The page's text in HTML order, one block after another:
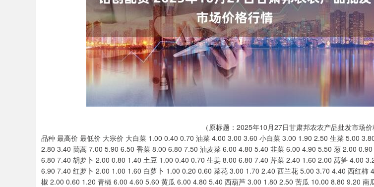
（原标题：2025年10月27日甘肃邦农农产品批发市场
品种 最高价 最低价 大宗价 大白菜 1.00 0.40 0.70 油菜 4.00 3.00 3.60 小白菜 3.00 1.90 2.50 生菜 5.00
2.80 3.40 茼蒿 7.00 5.90 6.50 香菜 8.00 6.80 7.50 油麦菜 6.00 4.80 5.40 韭菜 6.00 4.90 5.50 葱 2.00
6.80 7.40 胡萝卜 2.00 0.80 1.40 土豆 1.00 0.40 0.70 生姜 8.00 6.80 7.40 芹菜 2.40 1.60 2.00 莴笋 4.00
6.90 7.40 红萝卜 2.00 1.00 1.60 白萝卜 1.00 0.20 0.60 菜花 3.00 1.70 2.40 西兰花 5.00 3.70 4.40 西红柿
椒 2.00 0.60 1.20 青椒 6.00 4.60 5.60 黄瓜 6.00 4.80 5.40 西葫芦 3.00 1.80 2.50 苦瓜 10.00 8.80 9.20 南
深证成指 14311.01 4694.44